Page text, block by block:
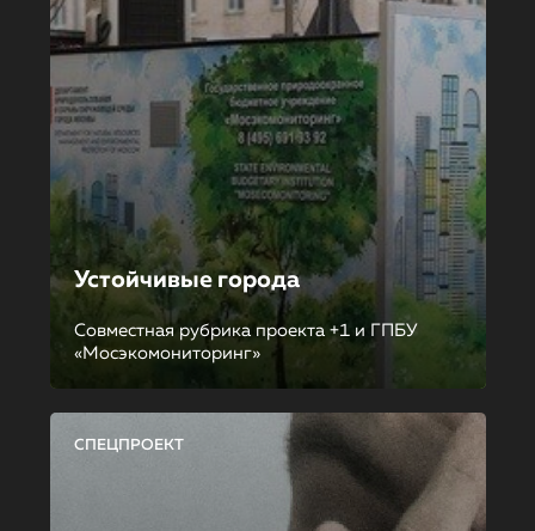
Устойчивые города
Совместная рубрика проекта +1 и ГПБУ
«Мосэкомониторинг»
СПЕЦПРОЕКТ